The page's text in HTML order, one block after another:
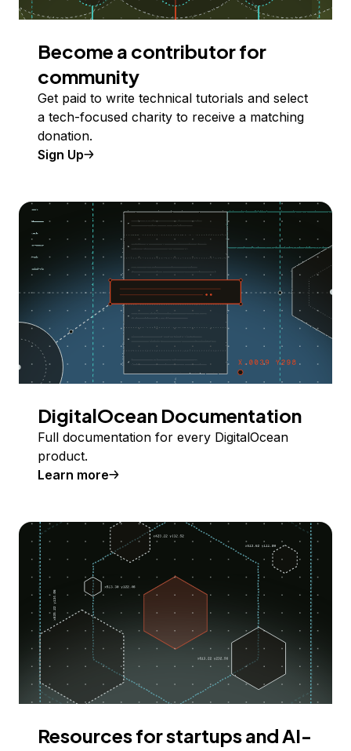
Become a contributor for
community
Get paid to write technical tutorials and select
a tech-focused charity to receive a matching
donation.
Sign Up
DigitalOcean Documentation
Full documentation for every DigitalOcean
product.
Learn more
Resources for startups and AI-